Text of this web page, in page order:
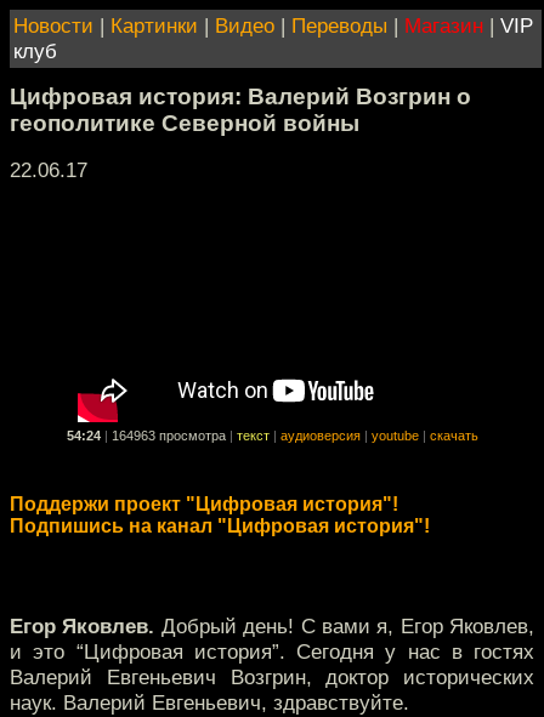
Новости | Картинки | Видео | Переводы | Магазин | VIP
клуб
Цифровая история: Валерий Возгрин о
геополитике Северной войны
22.06.17
54:24 164963 просмотра текст аудиоверсия youtube скачать
Поддержи проект "Цифровая история"!
Подпишись на канал "Цифровая история"!
Егор Яковлев. Добрый день! С вами я, Егор Яковлев,
и это “Цифровая история”. Сегодня у нас в гостях
Валерий Евгеньевич Возгрин, доктор исторических
наук. Валерий Евгеньевич, здравствуйте.